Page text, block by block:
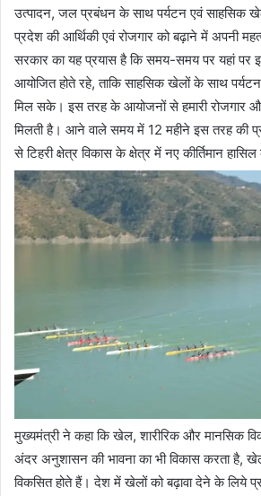
उत्पादन, जल प्रबंधन के साथ पर्यटन एवं साहसिक
प्रदेश की आर्थिकी एवं रोजगार को बढ़ाने में अपनी
सरकार का यह प्रयास है कि समय-समय पर यहां पर
आयोजित होते रहे, ताकि साहसिक खेलों के साथ पर्यटन
मिल सके। इस तरह के आयोजनों से हमारी रोजगार
मिलती है। आने वाले समय में 12 महीने इस तरह की
से टिहरी क्षेत्र विकास के क्षेत्र में नए कीर्तिमान
मुख्यमंत्री ने कहा कि खेल, शारीरिक और मानसिक
अंदर अनुशासन की भावना का भी विकास करता है,
विकसित होते हैं। देश में खेलों को बढ़ावा देने के लिये